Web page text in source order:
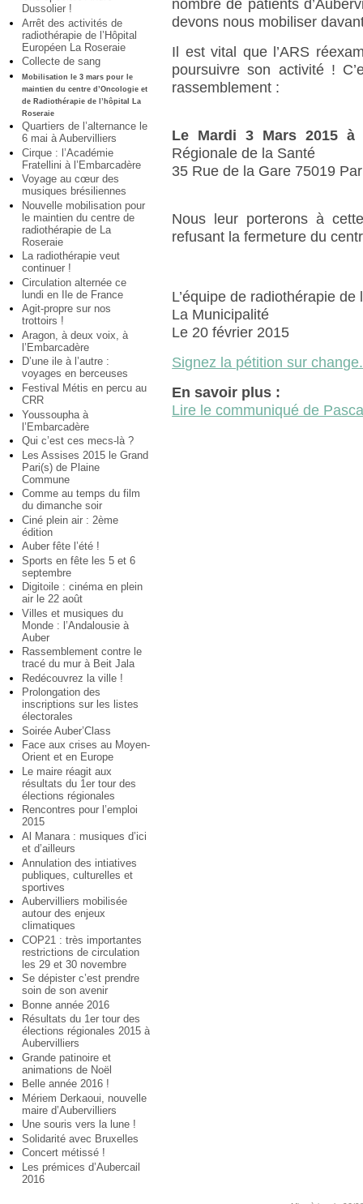
Dussolier !
Arrêt des activités de
radiothérapie de l’Hôpital
Européen La Roseraie
Collecte de sang
Mobilisation le 3 mars pour le
maintien du centre d’Oncologie et
de Radiothérapie de l’hôpital La
Roseraie
Quartiers de l’alternance le
6 mai à Aubervilliers
Cirque : l’Académie
Fratellini à l’Embarcadère
Voyage au cœur des
musiques brésiliennes
Nouvelle mobilisation pour
le maintien du centre de
radiothérapie de La
Roseraie
La radiothérapie veut
continuer !
Circulation alternée ce
lundi en Ile de France
Agit-propre sur nos
trottoirs !
Aragon, à deux voix, à
l’Embarcadère
D’une ile à l’autre :
voyages en berceuses
Festival Métis en percu au
CRR
Youssoupha à
l’Embarcadère
Qui c’est ces mecs-là ?
Les Assises 2015 le Grand
Pari(s) de Plaine
Commune
Comme au temps du film
du dimanche soir
Ciné plein air : 2ème
édition
Auber fête l’été !
Sports en fête les 5 et 6
septembre
Digitoile : cinéma en plein
air le 22 août
Villes et musiques du
Monde : l’Andalousie à
Auber
Rassemblement contre le
tracé du mur à Beit Jala
Redécouvrez la ville !
Prolongation des
inscriptions sur les listes
électorales
Soirée Auber’Class
Face aux crises au Moyen-
Orient et en Europe
Le maire réagit aux
résultats du 1er tour des
élections régionales
Rencontres pour l’emploi
2015
Al Manara : musiques d’ici
et d’ailleurs
Annulation des intiatives
publiques, culturelles et
sportives
Aubervilliers mobilisée
autour des enjeux
climatiques
COP21 : très importantes
restrictions de circulation
les 29 et 30 novembre
Se dépister c’est prendre
soin de son avenir
Bonne année 2016
Résultats du 1er tour des
élections régionales 2015 à
Aubervilliers
Grande patinoire et
animations de Noël
Belle année 2016 !
Mériem Derkaoui, nouvelle
maire d’Aubervilliers
Une souris vers la lune !
Solidarité avec Bruxelles
Concert métissé !
Les prémices d’Aubercail
2016
nombre de patients
devons nous mobiliser
Il est vital que l’ARS
poursuivre son activité !
rassemblement :
Le Mardi 3 Mars 2015
Régionale de la Santé
35 Rue de la Gare 75019
Nous leur porterons à
refusant la fermeture du
L’équipe de radiothérapie
La Municipalité
Le 20 février 2015
Signez la pétition sur
En savoir plus :
Lire le communiqué de